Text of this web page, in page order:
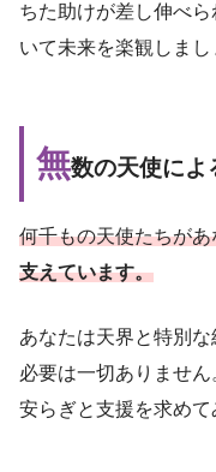
ちた助けが差し伸べ
いて未来を楽観しまし
無数の天使によ
何千もの天使たちが
支えています。
あなたは天界と特別
必要は一切ありません
安らぎと支援を求めて